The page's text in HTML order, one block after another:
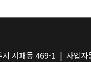
시 서패동 469-1 | 사업